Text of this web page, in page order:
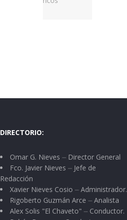
DIRECTORIO:
Omar G. Nieves ⏤ Director General
Fco. Javier Nieves ⏤ Jefe de
Redacción
Xavier Nieves Cosio ⏤ Administrador.
Rigoberto Guzmán Arce ⏤ Analista
Alex Solis "El Chaveto" ⏤ Conductor.